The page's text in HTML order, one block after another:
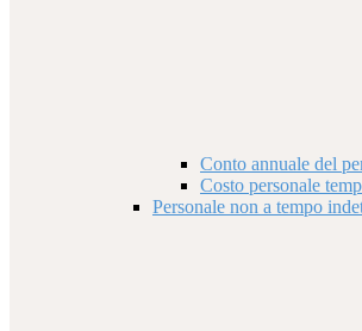
Conto annuale del
Costo personale
Personale non a tempo